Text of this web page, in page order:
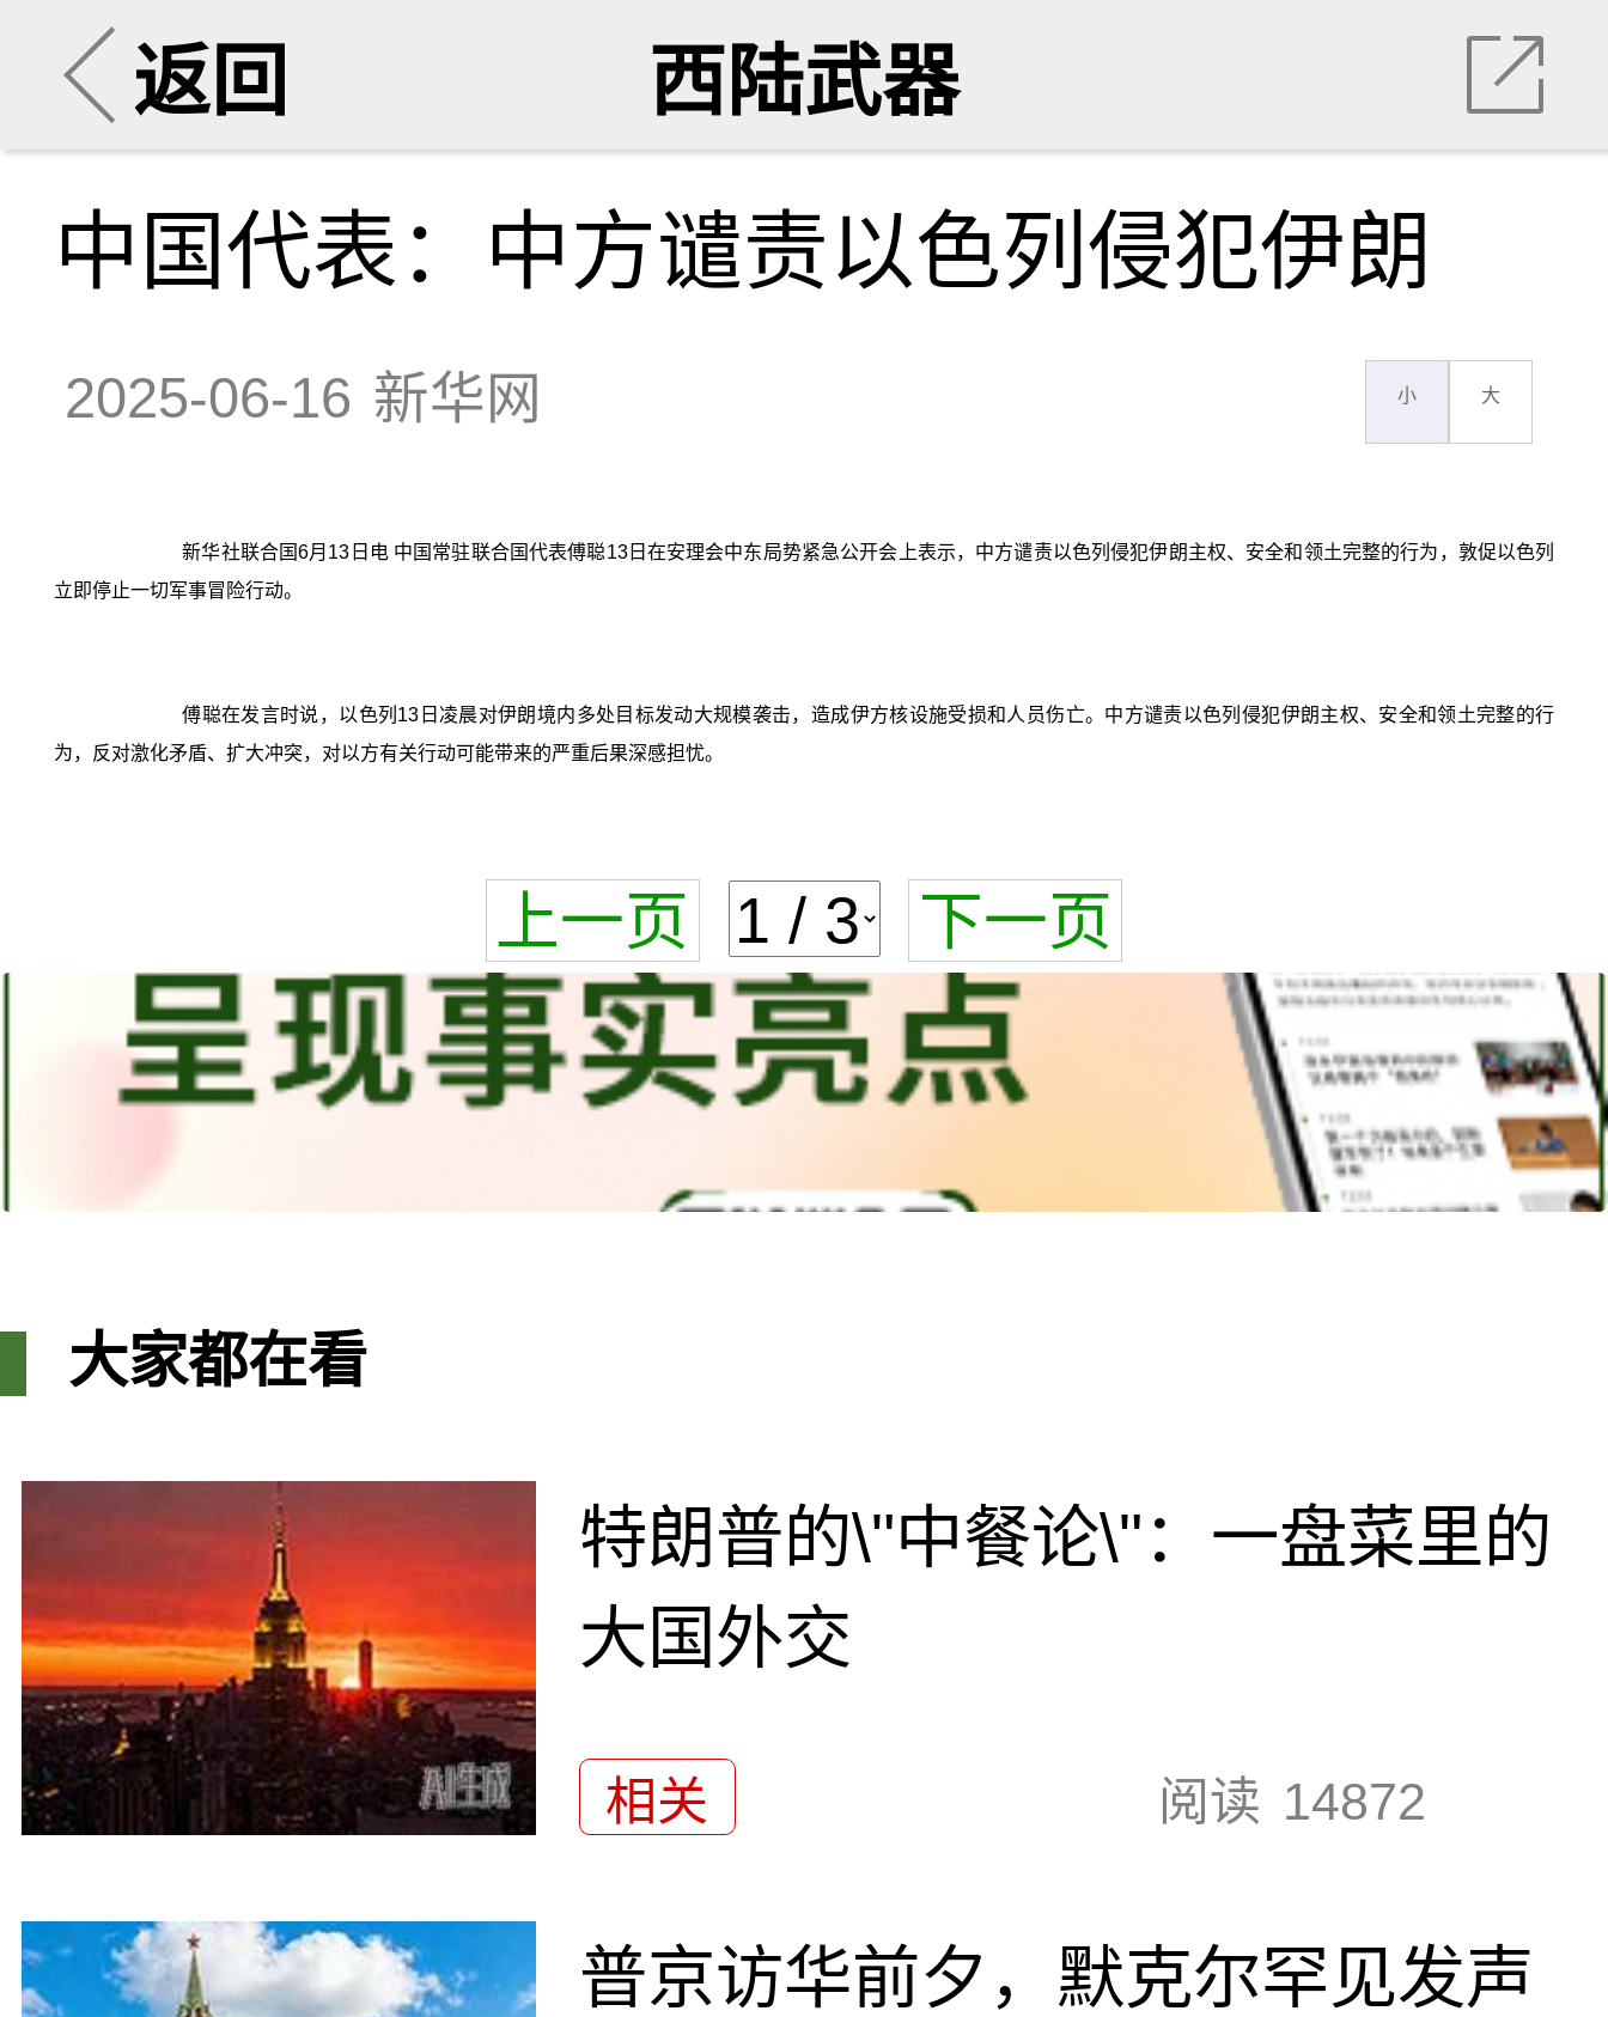
返回 西陆武器
中国代表：中方谴责以色列侵犯伊朗
2025-06-16 新华网 小 大
新华社联合国6月13日电 中国常驻联合国代表傅聪13日在安理会中东局势紧急公开会上表示，中方谴责以色列侵犯伊朗主权、安全和领土完整的行为，敦促以色列
立即停止一切军事冒险行动。
傅聪在发言时说，以色列13日凌晨对伊朗境内多处目标发动大规模袭击，造成伊方核设施受损和人员伤亡。中方谴责以色列侵犯伊朗主权、安全和领土完整的行
为，反对激化矛盾、扩大冲突，对以方有关行动可能带来的严重后果深感担忧。
上一页 下一页
大家都在看
特朗普的\"中餐论\"：一盘菜里的
大国外交
相关 阅读 14872
普京访华前夕，默克尔罕见发声